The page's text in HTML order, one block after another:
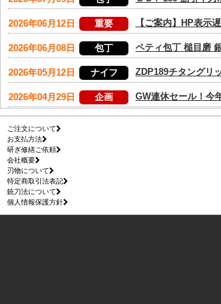
ご注文について
お支払方法
研ぎ修繕ご依頼
会社概要
刃物について
特定商取引法表記
銃刀法について
個人情報保護方針